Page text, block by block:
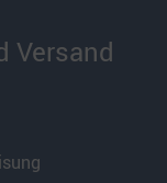
Versand